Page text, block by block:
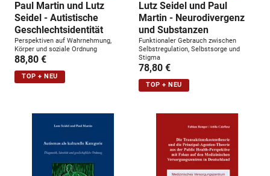
Paul Martin und Lutz
Seidel - Autistische
Geschlechtsidentität
Perspektiven auf Wahrnehmung,
Körper und soziale Ordnung
88,80 €
TOP + NEU
Lutz Seidel und Paul
Martin - Neurodivergenz
und Substanzen
Funktionaler Gebrauch zwischen
Selbstregulation, Selbstsorge und
Stigma
78,80 €
TOP + NEU